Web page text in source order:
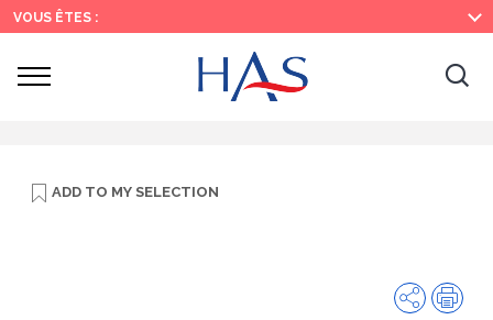
Search
Main
Menu
Main
Content
VOUS ÊTES :
Ouvrir
ADD TO MY SELECTION
Share